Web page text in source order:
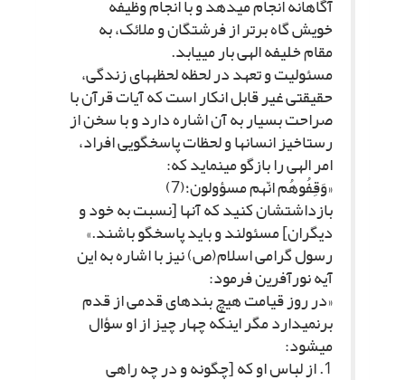
آگاهانه انجام مى‏دهد و با انجام وظیفه
خویش گاه برتر از فرشتگان و ملائک، به
مقام خلیفه الهى بار مى‏یابد.
مسئولیت و تعهد در لحظه لحظه‏هاى زندگى،
حقیقتى غیر قابل انکار است که آیات قرآن با
صراحت بسیار به آن اشاره دارد و با سخن از
رستاخیز انسان‏ها و لحظات پاسخگویى افراد،
امر الهى را بازگو مى‏نماید که:
«وَقِفُوهُم انّهم مسؤولون؛(7)
بازداشت‏شان کنید که آنها [نسبت به خود و
دیگران‏] مسئولند و باید پاسخگو باشند.»
رسول گرامى اسلام(ص) نیز با اشاره به این
آیه نورآفرین فرمود:
«در روز قیامت هیچ بنده‏اى قدمى از قدم
برنمى‏دارد مگر اینکه چهار چیز از او سؤال
مى‏شود:
1. از لباس او که [چگونه و در چه راهى